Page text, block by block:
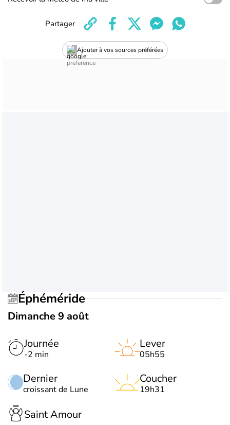
Ajouter à vos sources préférées
Partager
Éphéméride
Dimanche 9 août
Journée
-2 min
Dernier
croissant de Lune
Lever
05h55
Coucher
19h31
Saint Amour